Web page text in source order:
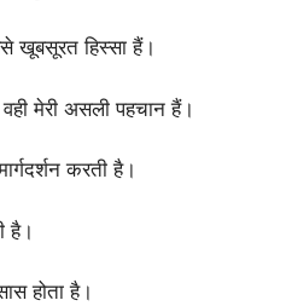
खूबसूरत हिस्सा हैं।
मेरी असली पहचान हैं।
करती है।
है।
होता है।